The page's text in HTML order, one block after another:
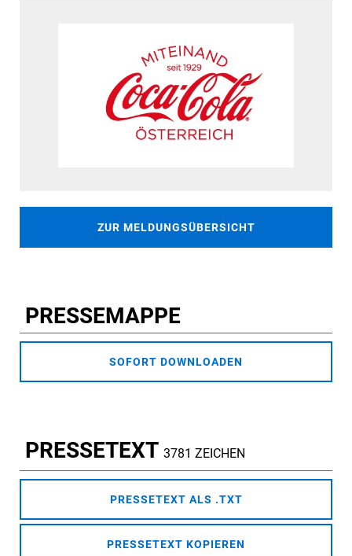
ZUR MELDUNGSÜBERSICHT
PRESSEMAPPE
SOFORT DOWNLOADEN
PRESSETEXT 3781 ZEICHEN
PRESSETEXT ALS .TXT
PRESSETEXT KOPIEREN